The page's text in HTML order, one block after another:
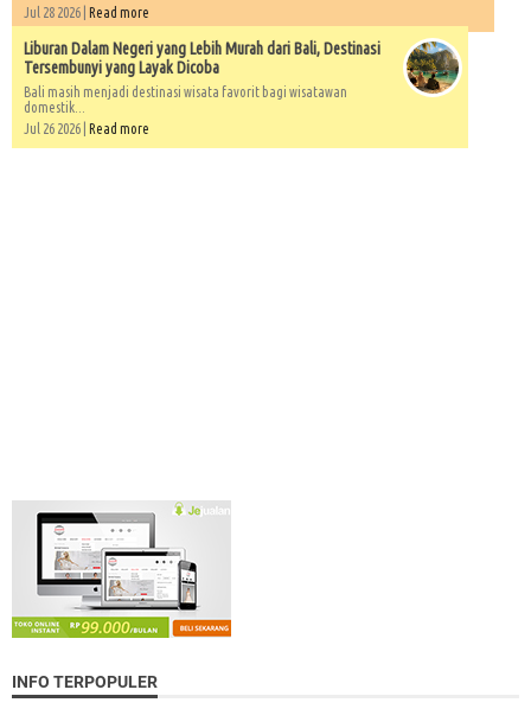
Jul 28 2026 | Read more
Liburan Dalam Negeri yang Lebih Murah dari Bali, Destinasi
Tersembunyi yang Layak Dicoba
Bali masih menjadi destinasi wisata favorit bagi wisatawan
domestik...
Jul 26 2026 | Read more
INFO TERPOPULER